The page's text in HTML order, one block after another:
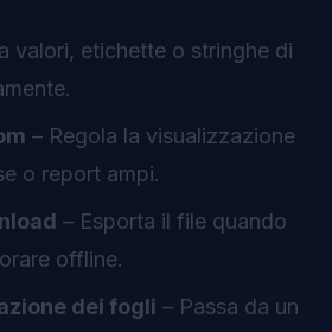
valori, etichette o stringhe di
– Regola la visualizzazione
o report ampi.
– Esporta il file quando
offline.
dei fogli – Passa da un